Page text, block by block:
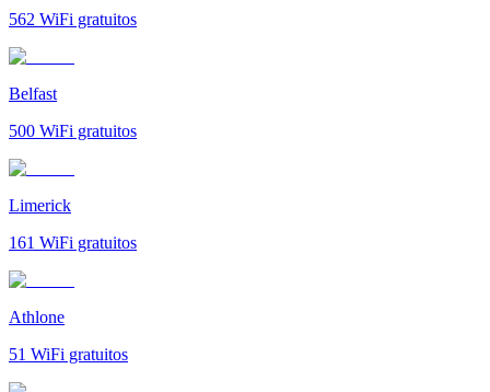
562 WiFi gratuitos
Belfast
500 WiFi gratuitos
Limerick
161 WiFi gratuitos
Athlone
51 WiFi gratuitos